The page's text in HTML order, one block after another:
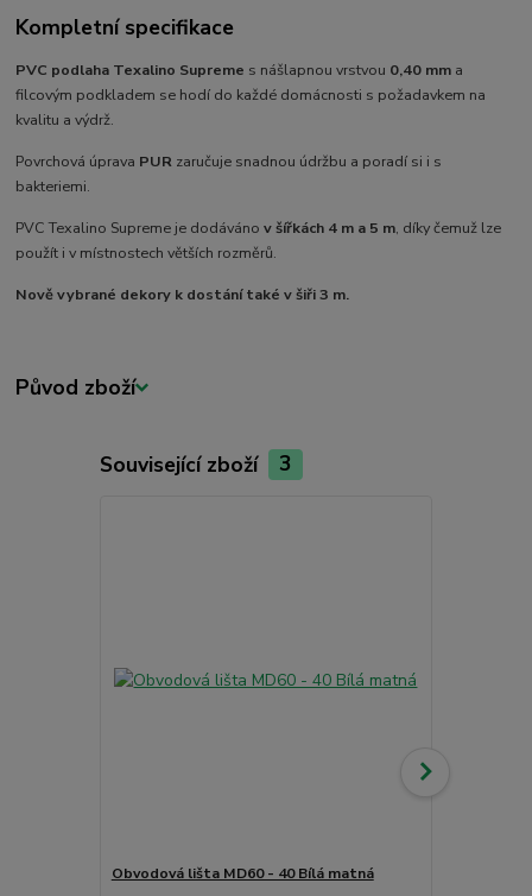
Kompletní specifikace
PVC podlaha Texalino Supreme s nášlapnou vrstvou 0,40 mm a
filcovým podkladem se hodí do každé domácnosti s požadavkem na
kvalitu a výdrž.
Povrchová úprava PUR zaručuje snadnou údržbu a poradí si i s
bakteriemi.
PVC Texalino Supreme je dodávánov šířkách 4 m a 5 m, díky čemuž lze
použít i v místnostech větších rozměrů.
Nově vybrané dekory k dostání také v šiři 3 m.
Původ zboží
Související zboží 3
Obvodová lišta MD60 - 40 Bílá matná